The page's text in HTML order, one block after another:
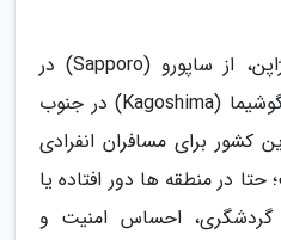
تجربه های گردشگران به ژاپن، از ساپورو (Sapporo) در
منطقه ها سرد شمالی تا کاگوشیما (Kagoshima) در جنوب
کشور برای مسافران انفرادی
در منطقه ها دور افتاده یا
احساس امنیت و